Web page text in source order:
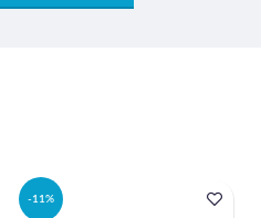
-11%